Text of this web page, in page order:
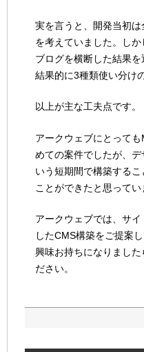
実を言うと、開発当初は
を考えていました。しか
ブログを横断した結果を
結果的に3種類使い分け
以上が主な工夫点です。
アークウェブにとっても
めての案件でしたが、
いう短期間で構築する
ことができたと思ってい
アークウェブでは、サ
したCMS構築をご提案
興味お持ちになりました
ださい。